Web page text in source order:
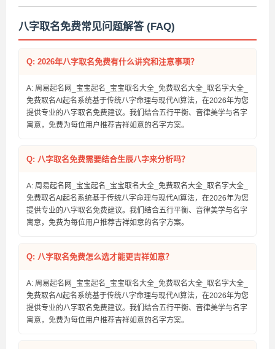
名字
八字取名免费常见问题解答 (FAQ)
Q: 2026年八字取名免费有什么讲究和注意事项？
A: 周易起名网_宝宝起名_宝宝取名大全_免费取名大全_取名字大全_
免费取名AI起名系统基于传统八字命理与现代AI算法，在2026年为您
提供专业的八字取名免费建议。我们结合五行平衡、音律美学与名字
寓意，免费为每位用户推荐吉祥如意的名字方案。
Q: 八字取名免费需要结合生辰八字来分析吗？
A: 周易起名网_宝宝起名_宝宝取名大全_免费取名大全_取名字大全_
免费取名AI起名系统基于传统八字命理与现代AI算法，在2026年为您
提供专业的八字取名免费建议。我们结合五行平衡、音律美学与名字
寓意，免费为每位用户推荐吉祥如意的名字方案。
Q: 八字取名免费怎么选才能更吉祥如意？
A: 周易起名网_宝宝起名_宝宝取名大全_免费取名大全_取名字大全_
免费取名AI起名系统基于传统八字命理与现代AI算法，在2026年为您
提供专业的八字取名免费建议。我们结合五行平衡、音律美学与名字
寓意，免费为每位用户推荐吉祥如意的名字方案。